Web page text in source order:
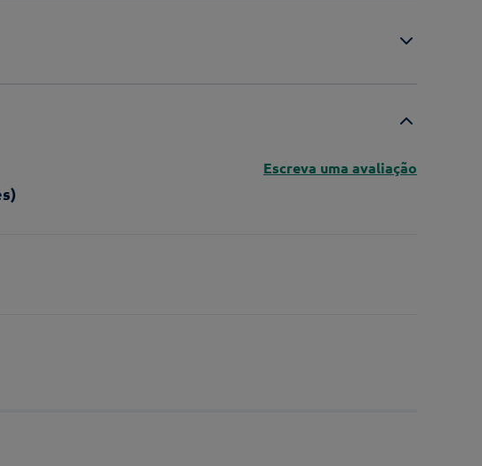
Escreva uma avaliação